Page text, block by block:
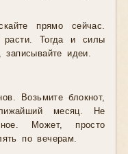
прямо сейчас.
расти. Тогда и силы
записывайте идеи.
Возьмите блокнот,
месяц. Не
Может, просто
по вечерам.